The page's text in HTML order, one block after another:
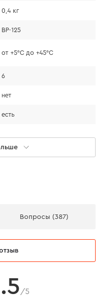
0,4 кг
BP-125
от +5°С до +45°С
6
нет
есть
нет
12 см
Вопросы (387)
/5